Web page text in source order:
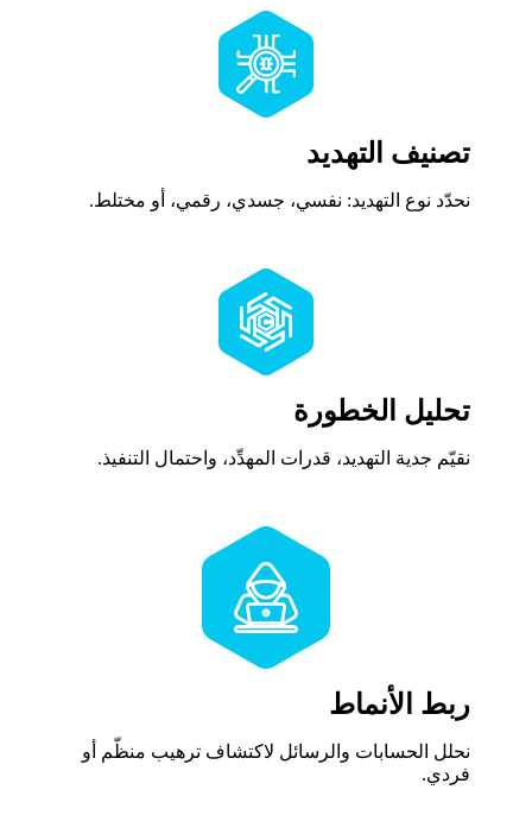
تصنيف التهديد
نحدّد نوع التهديد: نفسي، جسدي، رقمي، أو مختلط.
تحليل الخطورة
نقيّم جدية التهديد، قدرات المهدِّد، واحتمال التنفيذ.
ربط الأنماط
نحلل الحسابات والرسائل لاكتشاف ترهيب منظّم أو
فردي.